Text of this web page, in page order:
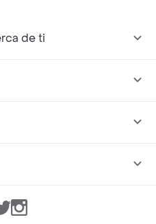
de ti
TwitterInstagram